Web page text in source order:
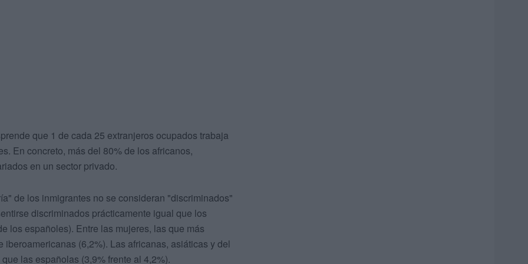
que 1 de cada 25 extranjeros ocupados trabaja
En concreto, más del 80% de los africanos,
en un sector privado.
de los inmigrantes no se consideran "discriminados"
discriminados prácticamente igual que los
los españoles). Entre las mujeres, las que más
(6,2%). Las africanas, asiáticas y del
las españolas (3,9% frente al 4,2%).